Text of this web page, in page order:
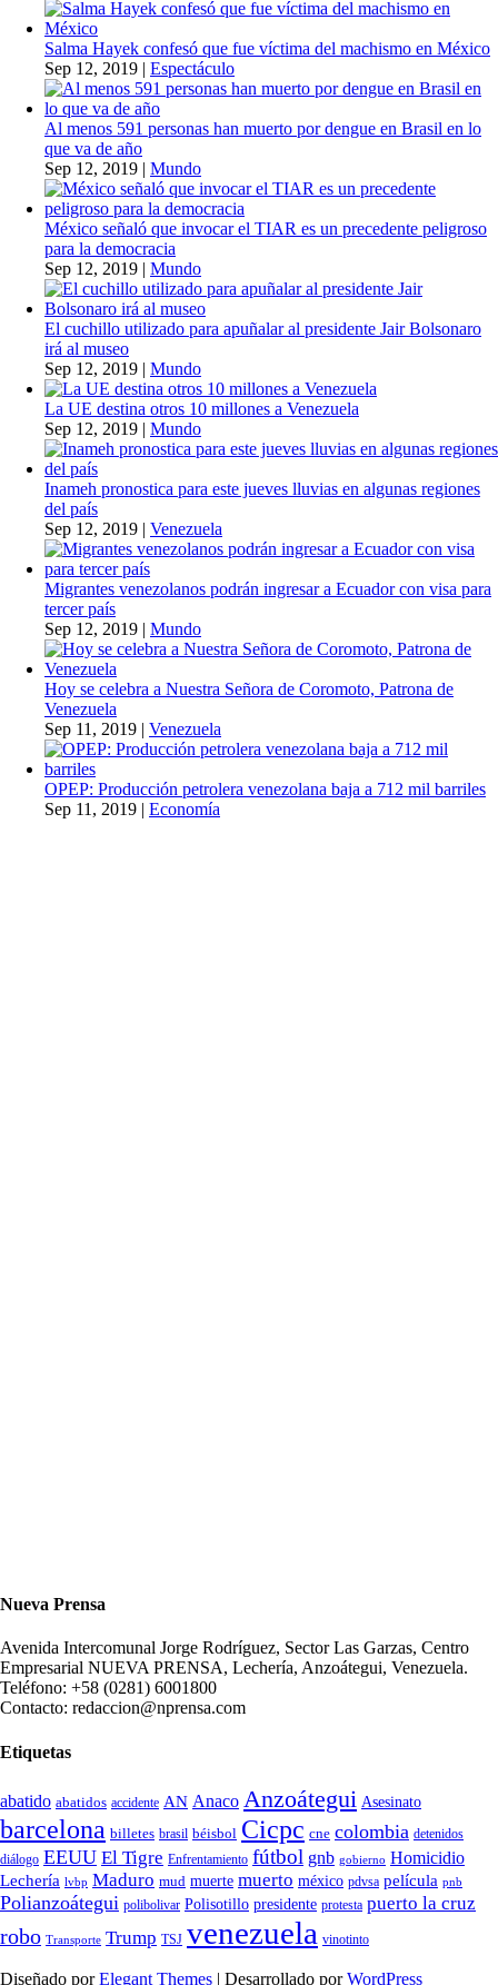
Salma Hayek confesó que fue víctima del machismo en México
Sep 12, 2019 | Espectáculo
Al menos 591 personas han muerto por dengue en Brasil en lo
que va de año
Sep 12, 2019 | Mundo
México señaló que invocar el TIAR es un precedente peligroso
para la democracia
Sep 12, 2019 | Mundo
El cuchillo utilizado para apuñalar al presidente Jair Bolsonaro
irá al museo
Sep 12, 2019 | Mundo
La UE destina otros 10 millones a Venezuela
Sep 12, 2019 | Mundo
Inameh pronostica para este jueves lluvias en algunas regiones
del país
Sep 12, 2019 | Venezuela
Migrantes venezolanos podrán ingresar a Ecuador con visa para
tercer país
Sep 12, 2019 | Mundo
Hoy se celebra a Nuestra Señora de Coromoto, Patrona de
Venezuela
Sep 11, 2019 | Venezuela
OPEP: Producción petrolera venezolana baja a 712 mil barriles
Sep 11, 2019 | Economía
Nueva Prensa
Avenida Intercomunal Jorge Rodríguez, Sector Las Garzas, Centro
Empresarial NUEVA PRENSA, Lechería, Anzoátegui, Venezuela.
Teléfono: +58 (0281) 6001800
Contacto: redaccion@nprensa.com
Etiquetas
abatido abatidos accidente AN Anaco Anzoátegui Asesinato
barcelona billetes brasil béisbol Cicpc cne colombia detenidos
diálogo EEUU El Tigre Enfrentamiento fútbol gnb gobierno Homicidio
Lechería lvbp Maduro mud muerte muerto méxico pdvsa película pnb
Polianzoátegui polibolivar Polisotillo presidente protesta puerto la cruz
robo Transporte Trump TSJ venezuela vinotinto
Diseñado porElegant Themes | Desarrollado porWordPress